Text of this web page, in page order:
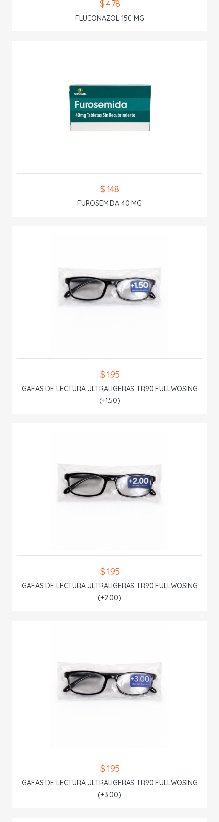
$ 4.78
FLUCONAZOL 150 MG
$ 1.48
FUROSEMIDA 40 MG
$ 1.95
GAFAS DE LECTURA ULTRALIGERAS TR90 FULLWOSING
(+1.50)
$ 1.95
GAFAS DE LECTURA ULTRALIGERAS TR90 FULLWOSING
(+2.00)
$ 1.95
GAFAS DE LECTURA ULTRALIGERAS TR90 FULLWOSING
(+3.00)